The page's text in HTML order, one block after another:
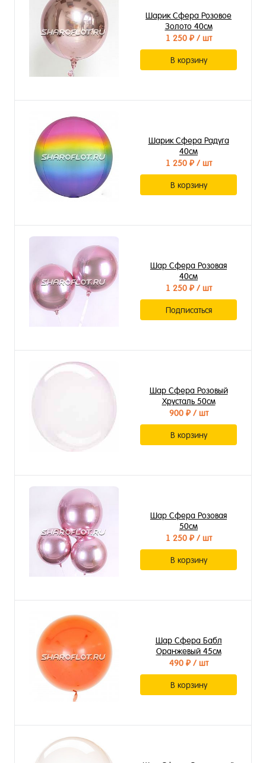
Шарик Сфера Розовое
Золото 40см
1 250 ₽/ шт
В корзину
Шарик Сфера Радуга
40см
1 250 ₽/ шт
В корзину
Шар Сфера Розовая
40см
1 250 ₽/ шт
Подписаться
Шар Сфера Розовый
Хрусталь 50см
900 ₽/ шт
В корзину
Шар Сфера Розовая
50см
1 250 ₽/ шт
В корзину
Шар Сфера Бабл
Оранжевый 45см
490 ₽/ шт
В корзину